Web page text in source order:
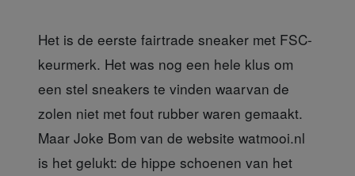
Het is de eerste fairtrade sneaker met FSC-
keurmerk. Het was nog een hele klus om
een stel sneakers te vinden waarvan de
zolen niet met fout rubber waren gemaakt.
Maar Joke Bom van de website watmooi.nl
is het gelukt: de hippe schoenen van het